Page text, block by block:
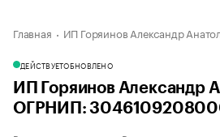
Главная ИП Горяинов Александр
ДЕЙСТВУЕТОБНОВЛЕНО
ИП Горяинов Александр
ОГРНИП: